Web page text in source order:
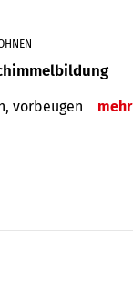
vorbeugen mehr